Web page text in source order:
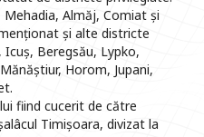
Mehadia, Almăj, Comiat și
și alte districte
Beregsău, Lypko,
Horom, Jupani,
fiind cucerit de către
Timișoara, divizat la